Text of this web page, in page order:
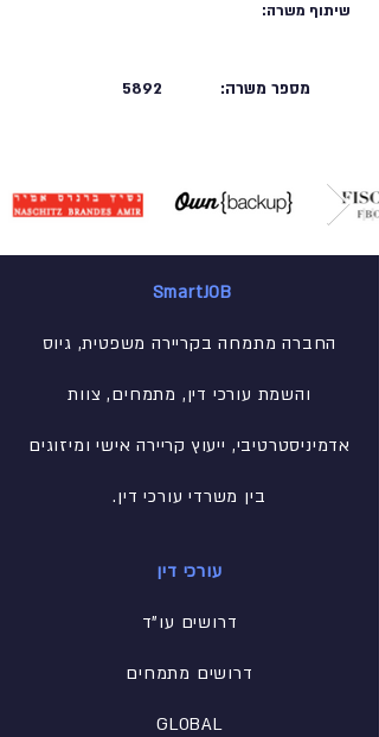
שיתוף משרה:
5892 מספר משרה:
SmartJOB
החברה מתמחה בקריירה משפטית, גיוס
והשמת עורכי דין, מתמחים, צוות
אדמיניסטרטיבי, ייעוץ קריירה אישי ומיזוגים
בין משרדי עורכי דין.
עורכי דין
דרושים עו"ד
דרושים מתמחים
GLOBAL